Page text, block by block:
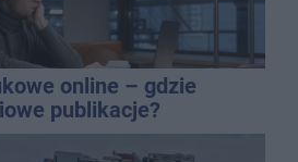
online – gdzie
publikacje?